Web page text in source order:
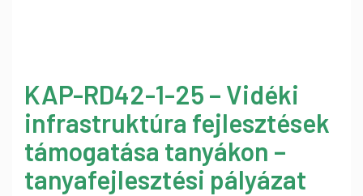
KAP-RD42-1-25 – Vidéki
infrastruktúra fejlesztések
támogatása tanyákon –
tanyafejlesztési pályázat